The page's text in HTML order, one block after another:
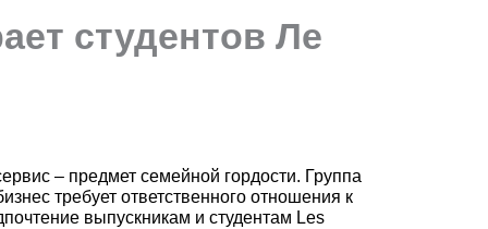
студентов Ле
– предмет семейной гордости. Группа
требует ответственного отношения к
выпускникам и студентам Les